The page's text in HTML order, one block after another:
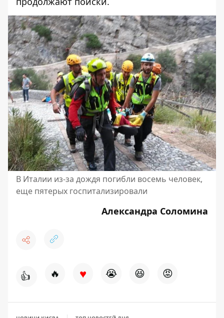
В Италии из-за дождя погибли восемь человек,
еще пятерых госпитализировали
Александра Соломина
👍 🔥 ♥ 😭 😆 😡